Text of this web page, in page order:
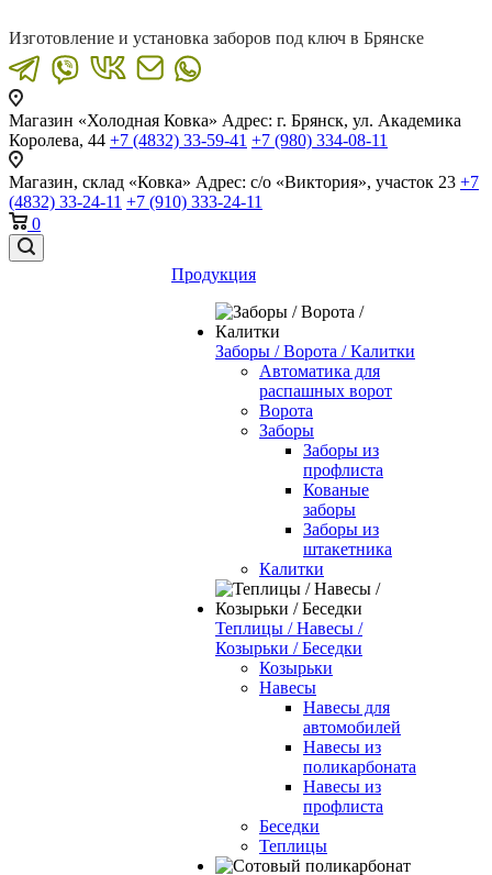
Изготовление и установка заборов под ключ в Брянске
Магазин «Холодная Ковка» Адрес: г. Брянск, ул. Академика
Королева, 44 +7 (4832) 33-59-41 +7 (980) 334-08-11
Магазин, склад «Ковка» Адрес: с/о «Виктория», участок 23 +7
(4832) 33-24-11 +7 (910) 333-24-11
0
Продукция
Заборы / Ворота / Калитки
Автоматика для
распашных ворот
Ворота
Заборы
Заборы из
профлиста
Кованые
заборы
Заборы из
штакетника
Калитки
Теплицы / Навесы /
Козырьки / Беседки
Козырьки
Навесы
Навесы для
автомобилей
Навесы из
поликарбоната
Навесы из
профлиста
Беседки
Теплицы